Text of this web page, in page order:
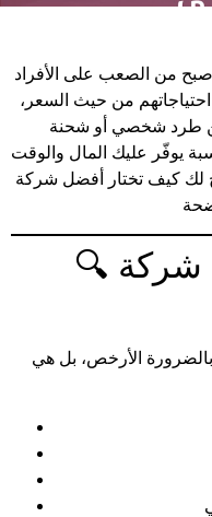
من الصعب على الأفراد
احتياجاتهم من حيث السعر،
طرد شخصي أو شحنة
يوفّر عليك المال والوقت
لك كيف تختار أفضل شركة
🔍 ما المقصود بأفضل شركة
الأرخص، بل هي